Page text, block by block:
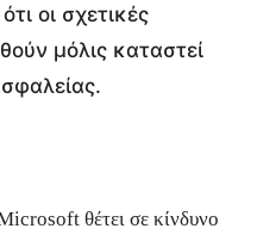
οι σχετικές
μόλις καταστεί
θέτει σε κίνδυνο